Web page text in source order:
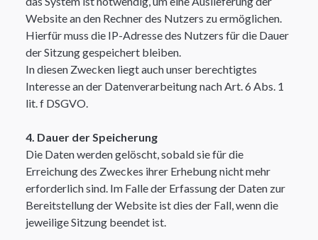
Website an den Rechner des Nutzers zu ermöglichen.
Hierfür muss die IP-Adresse des Nutzers für die Dauer
der Sitzung gespeichert bleiben.
In diesen Zwecken liegt auch unser berechtigtes
Interesse an der Datenverarbeitung nach Art. 6 Abs. 1
lit. f DSGVO.​
4. Dauer der Speicherung
Die Daten werden gelöscht, sobald sie für die
Erreichung des Zweckes ihrer Erhebung nicht mehr
erforderlich sind. Im Falle der Erfassung der Daten zur
Bereitstellung der Website ist dies der Fall, wenn die
jeweilige Sitzung beendet ist.​